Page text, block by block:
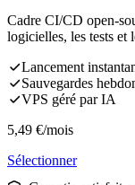
Cadre CI/CD open-
logicielles, les tests et
Lancement
Sauvegardes
VPS géré par IA
5,49 €/mois
Sélectionner